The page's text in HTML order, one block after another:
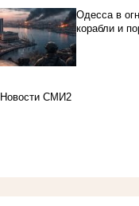
Одесса в
корабли и
Новости СМИ2